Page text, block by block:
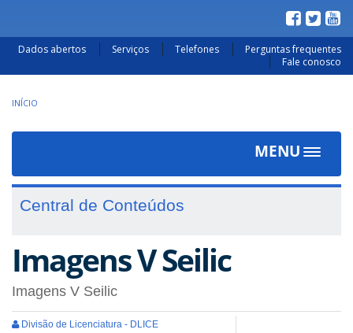
Dados abertos Serviços Telefones
Perguntas frequentes
Fale conosco
INÍCIO
MENU
Toggle
Central de Conteúdos
Imagens V Seilic
Imagens V Seilic
Divisão de Licenciatura - DLICE